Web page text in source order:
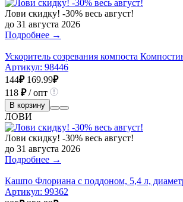
Лови скидку! -30% весь август!
до 31 августа 2026
Подробнее →
Ускоритель созревания компоста
Артикул: 98446
144₽ 169.99₽
118 ₽/ опт
В корзину
ЛОВИ
Лови скидку! -30% весь август!
до 31 августа 2026
Подробнее →
Кашпо Флориана с поддоном, 5,4 л,
Артикул: 99362